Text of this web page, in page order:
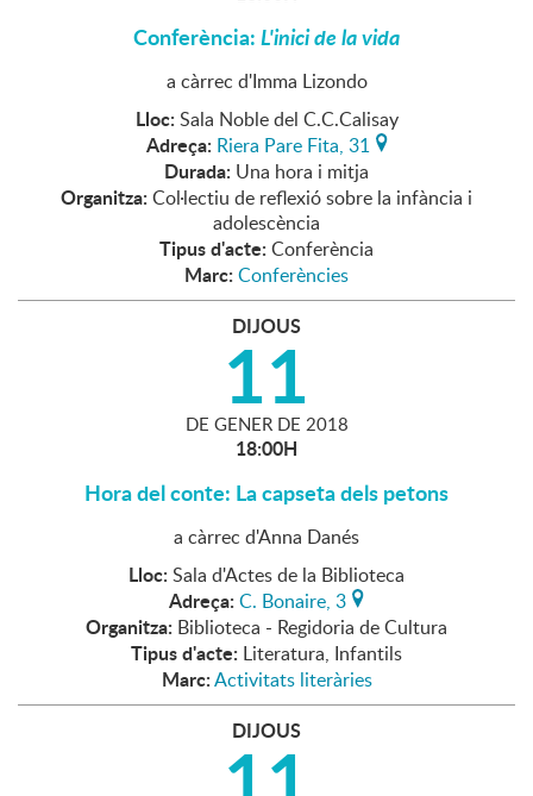
Conferència:L'inici de la vida
a càrrec d'Imma Lizondo
Lloc: Sala Noble del C.C.Calisay
Adreça: Riera Pare Fita, 31
Durada: Una hora i mitja
Organitza: Col·lectiu de reflexió sobre la infància i
adolescència
Tipus d'acte: Conferència
Marc: Conferències
DIJOUS
11
DE GENER DE 2018
18:00H
Hora del conte: La capseta dels petons
a càrrec d'Anna Danés
Lloc: Sala d'Actes de la Biblioteca
Adreça: C. Bonaire, 3
Organitza: Biblioteca - Regidoria de Cultura
Tipus d'acte: Literatura, Infantils
Marc:Activitats literàries
DIJOUS